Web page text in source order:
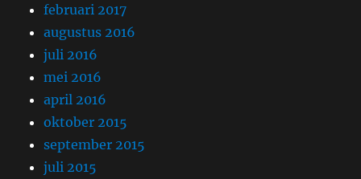
februari 2017
augustus 2016
juli 2016
mei 2016
april 2016
oktober 2015
september 2015
juli 2015